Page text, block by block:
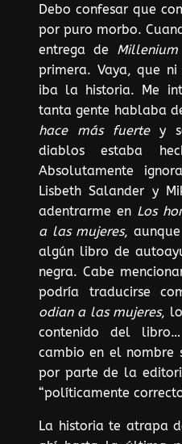
Debo confesar que
por puro morbo.
entrega de Millenium
primera. Vaya, que
iba la historia. Me
tanta gente hablaba
hace más fuertey
diablos estaba
Absolutamente
Lisbeth Salander y
adentrarme en Los
a las mujeres,
algún libro de
negra. Cabe
podría traducirse
odian a las mujeres,
contenido del
cambio en el nombre
por parte de la
“políticamente
La historia te atrapa